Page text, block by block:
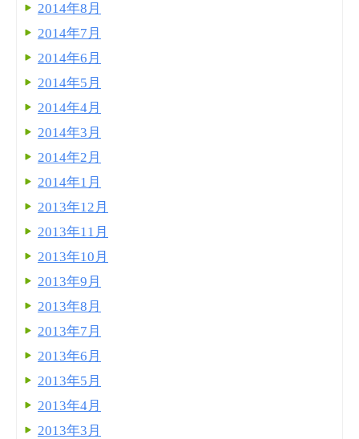
2014年8月
2014年7月
2014年6月
2014年5月
2014年4月
2014年3月
2014年2月
2014年1月
2013年12月
2013年11月
2013年10月
2013年9月
2013年8月
2013年7月
2013年6月
2013年5月
2013年4月
2013年3月